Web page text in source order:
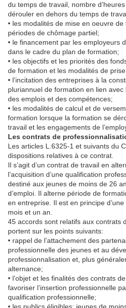
du temps de travail, nombre
dérouler en dehors du temps de
• les modalités de mise en oeuvre
périodes de chômage partiel;
• le financement par les employeurs
dans le cadre du plan de formation;
• les objectifs et les priorités des
de formation et les modalités de
• l’incitation des entreprises à la
pluriannuel de formation en lien
des emplois et des compétences;
• les modalités de calcul et de
formation lorsque la formation se
travail et les engagements de
Les contrats de
Les articles L.6325-1 et suivants du
dispositions relatives à ce contrat.
Il s’agit d’un contrat de travail en
l’acquisition d’une qualification
destiné aux jeunes de moins de 26
d’emploi. Il alterne période de
en entreprise. Il est en principe
mois et un an.
45 accords sont relatifs aux contrats
portent sur les points suivants:
• rappel de l’attachement des
professionnelle des jeunes et au
professionnalisation et, plus
alternance;
• l’objet et les finalités des contrats
favoriser l’insertion professionnelle
qualification professionnelle;